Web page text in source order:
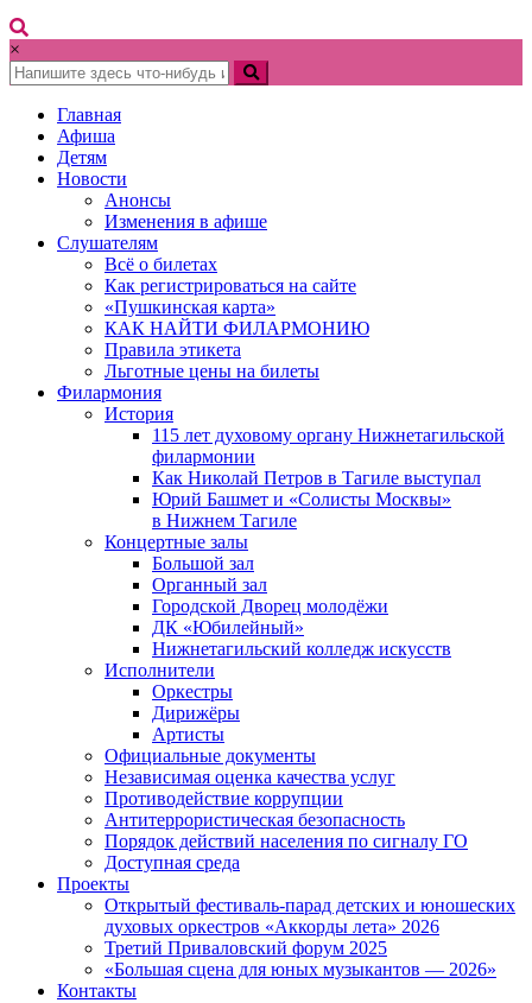
×
Главная
Афиша
Детям
Новости
Анонсы
Изменения в афише
Слушателям
Всё о билетах
Как регистрироваться на сайте
«Пушкинская карта»
КАК НАЙТИ ФИЛАРМОНИЮ
Правила этикета
Льготные цены на билеты
Филармония
История
115 лет духовому органу Нижнетагильской
филармонии
Как Николай Петров в Тагиле выступал
Юрий Башмет и «Солисты Москвы»
в Нижнем Тагиле
Концертные залы
Большой зал
Органный зал
Городской Дворец молодёжи
ДК «Юбилейный»
Нижнетагильский колледж искусств
Исполнители
Оркестры
Дирижёры
Артисты
Официальные документы
Независимая оценка качества услуг
Противодействие коррупции
Антитеррористическая безопасность
Порядок действий населения по сигналу ГО
Доступная среда
Проекты
Открытый фестиваль-парад детских и юношеских
духовых оркестров «Аккорды лета» 2026
Третий Приваловский форум 2025
«Большая сцена для юных музыкантов — 2026»
Контакты